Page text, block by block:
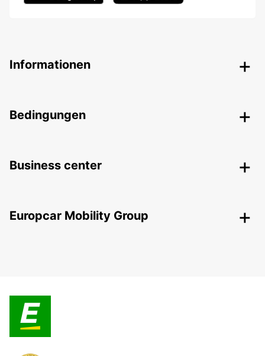
Informationen
Bedingungen
Business center
Europcar Mobility Group